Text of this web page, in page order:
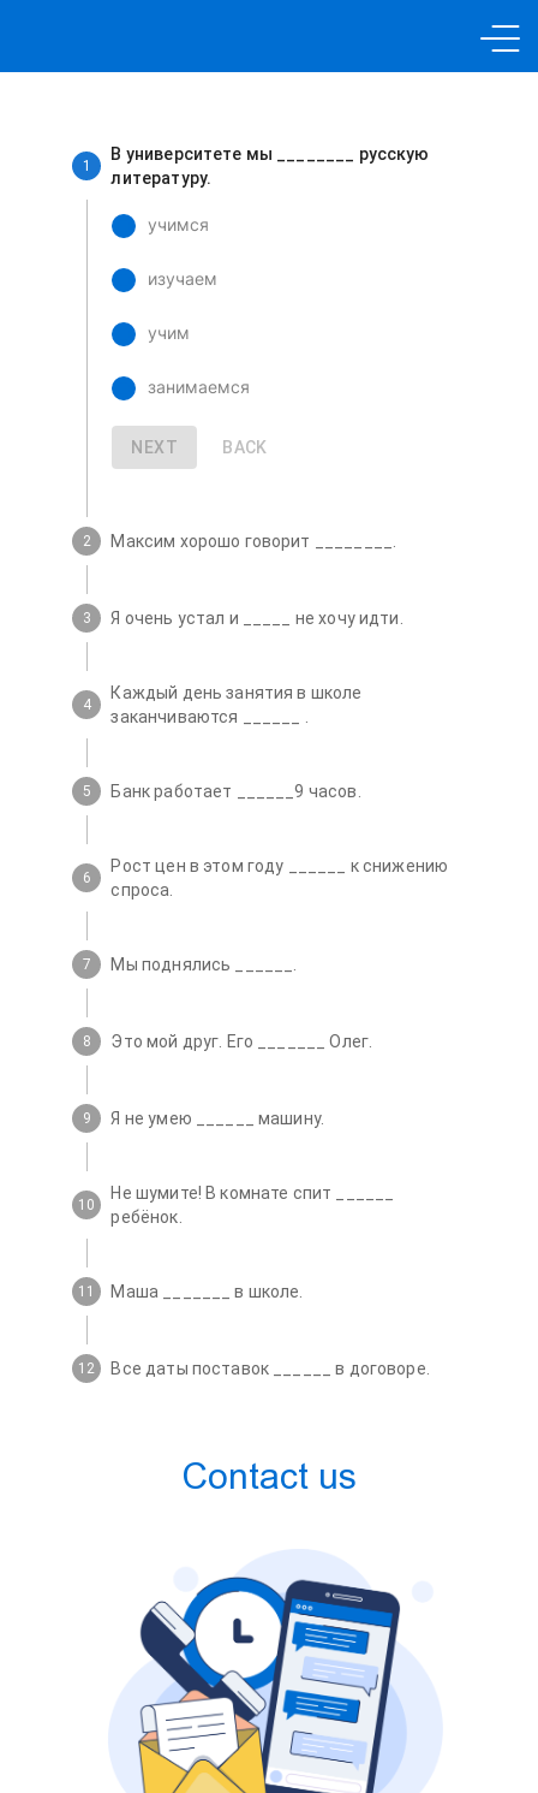
Partners
Հայ Рус Eng
1
В университете мы ________ русскую
литературу.
учимся
изучаем
учим
занимаемся
NEXT BACK
2 Максим хорошо говорит ________.
3 Я очень устал и _____ не хочу идти.
4
Каждый день занятия в школе
заканчиваются ______ .
5 Банк работает ______9 часов.
6
Рост цен в этом году ______ к снижению
спроса.
7 Мы поднялись ______.
8 Это мой друг. Его _______ Олег.
9 Я не умею ______ машину.
10
Не шумите! В комнате спит ______
ребёнок.
11 Маша _______ в школе.
12 Все даты поставок ______ в договоре.
Contact us